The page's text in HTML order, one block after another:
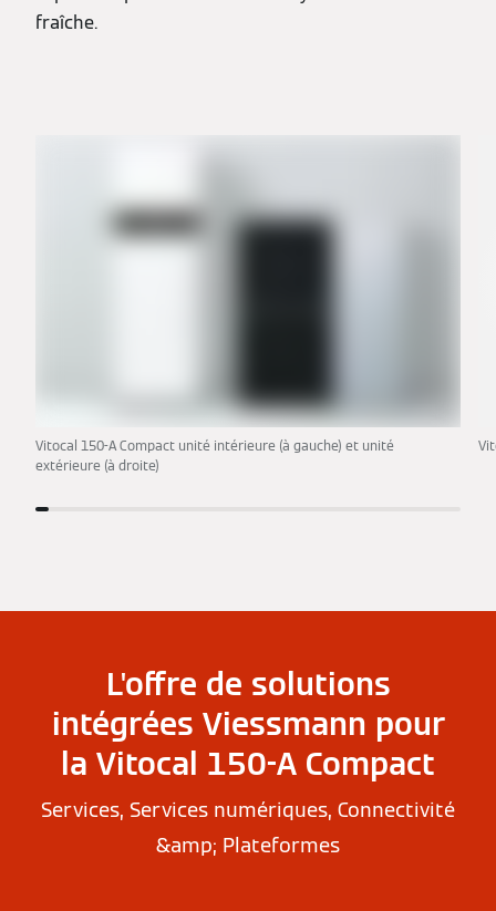
fraîche.
Vitocal 150-A Compact unité intérieure (à gauche) et unité
extérieure (à droite)
L'offre de solutions
intégrées Viessmann pour
la Vitocal 150-A Compact
Services, Services numériques, Connectivité
&amp; Plateformes